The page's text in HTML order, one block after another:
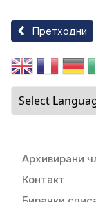
Претходни
Претходни
Архивирани
Контакт